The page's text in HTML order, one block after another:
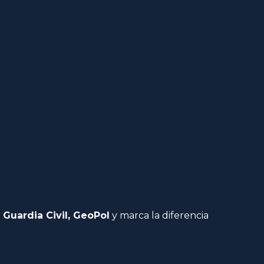
Civil, GeoPol y marca la diferencia